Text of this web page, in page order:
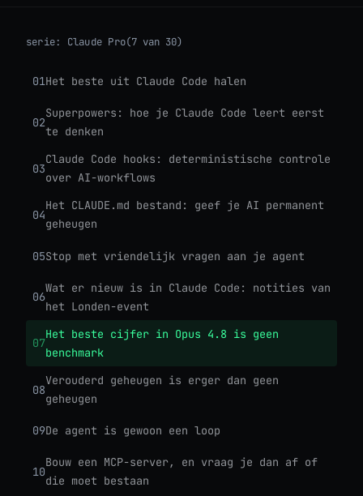
serie: Claude Pro(7 van 30)
01Het beste uit Claude Code halen
02
Superpowers: hoe je Claude Code leert eerst
te denken
03
Claude Code hooks: deterministische controle
over AI-workflows
04
Het CLAUDE.md bestand: geef je AI permanent
geheugen
05Stop met vriendelijk vragen aan je agent
06
Wat er nieuw is in Claude Code: notities van
het Londen-event
07
Het beste cijfer in Opus 4.8 is geen
benchmark
08
Verouderd geheugen is erger dan geen
geheugen
09De agent is gewoon een loop
10
Bouw een MCP-server, en vraag je dan af of
die moet bestaan